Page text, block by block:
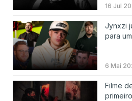
16 Jul
Jynxzi
para um
6 Mai
Filme